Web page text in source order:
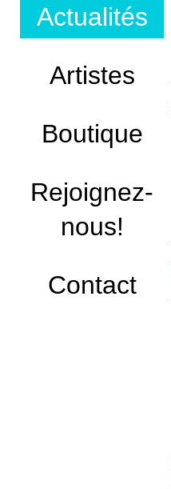
Actualités
Artistes
Boutique
Rejoignez-
nous!
Contact